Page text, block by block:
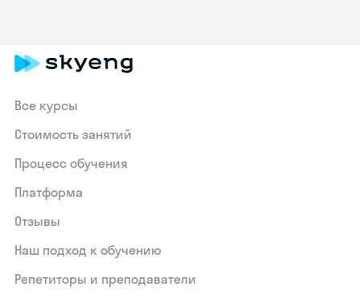
Все курсы
Стоимость занятий
Процесс обучения
Платформа
Отзывы
Наш подход к обучению
Репетиторы и преподаватели